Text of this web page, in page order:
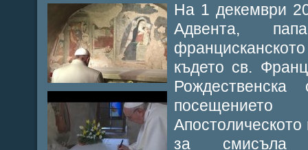
На 1 декември
Адвента,
където св.
за смисъла